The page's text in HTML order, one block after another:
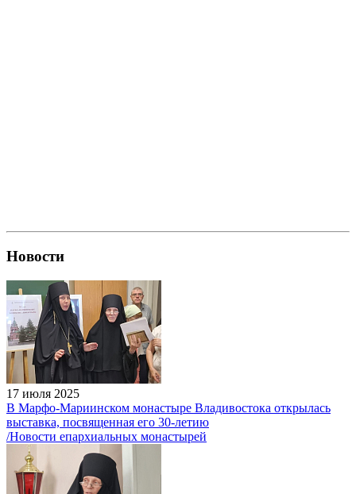
Новости
17 июля 2025
В Марфо-Мариинском монастыре Владивостока открылась
выставка, посвященная его 30-летию
/Новости епархиальных монастырей